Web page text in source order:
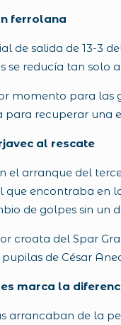
ferrolana
de salida de 13-3
se reducía tan solo
momento para las
para recuperar una
al rescate
el arranque del
que encontraba en
de golpes sin un
croata del Spar
de César
marca la
arrancaban de la